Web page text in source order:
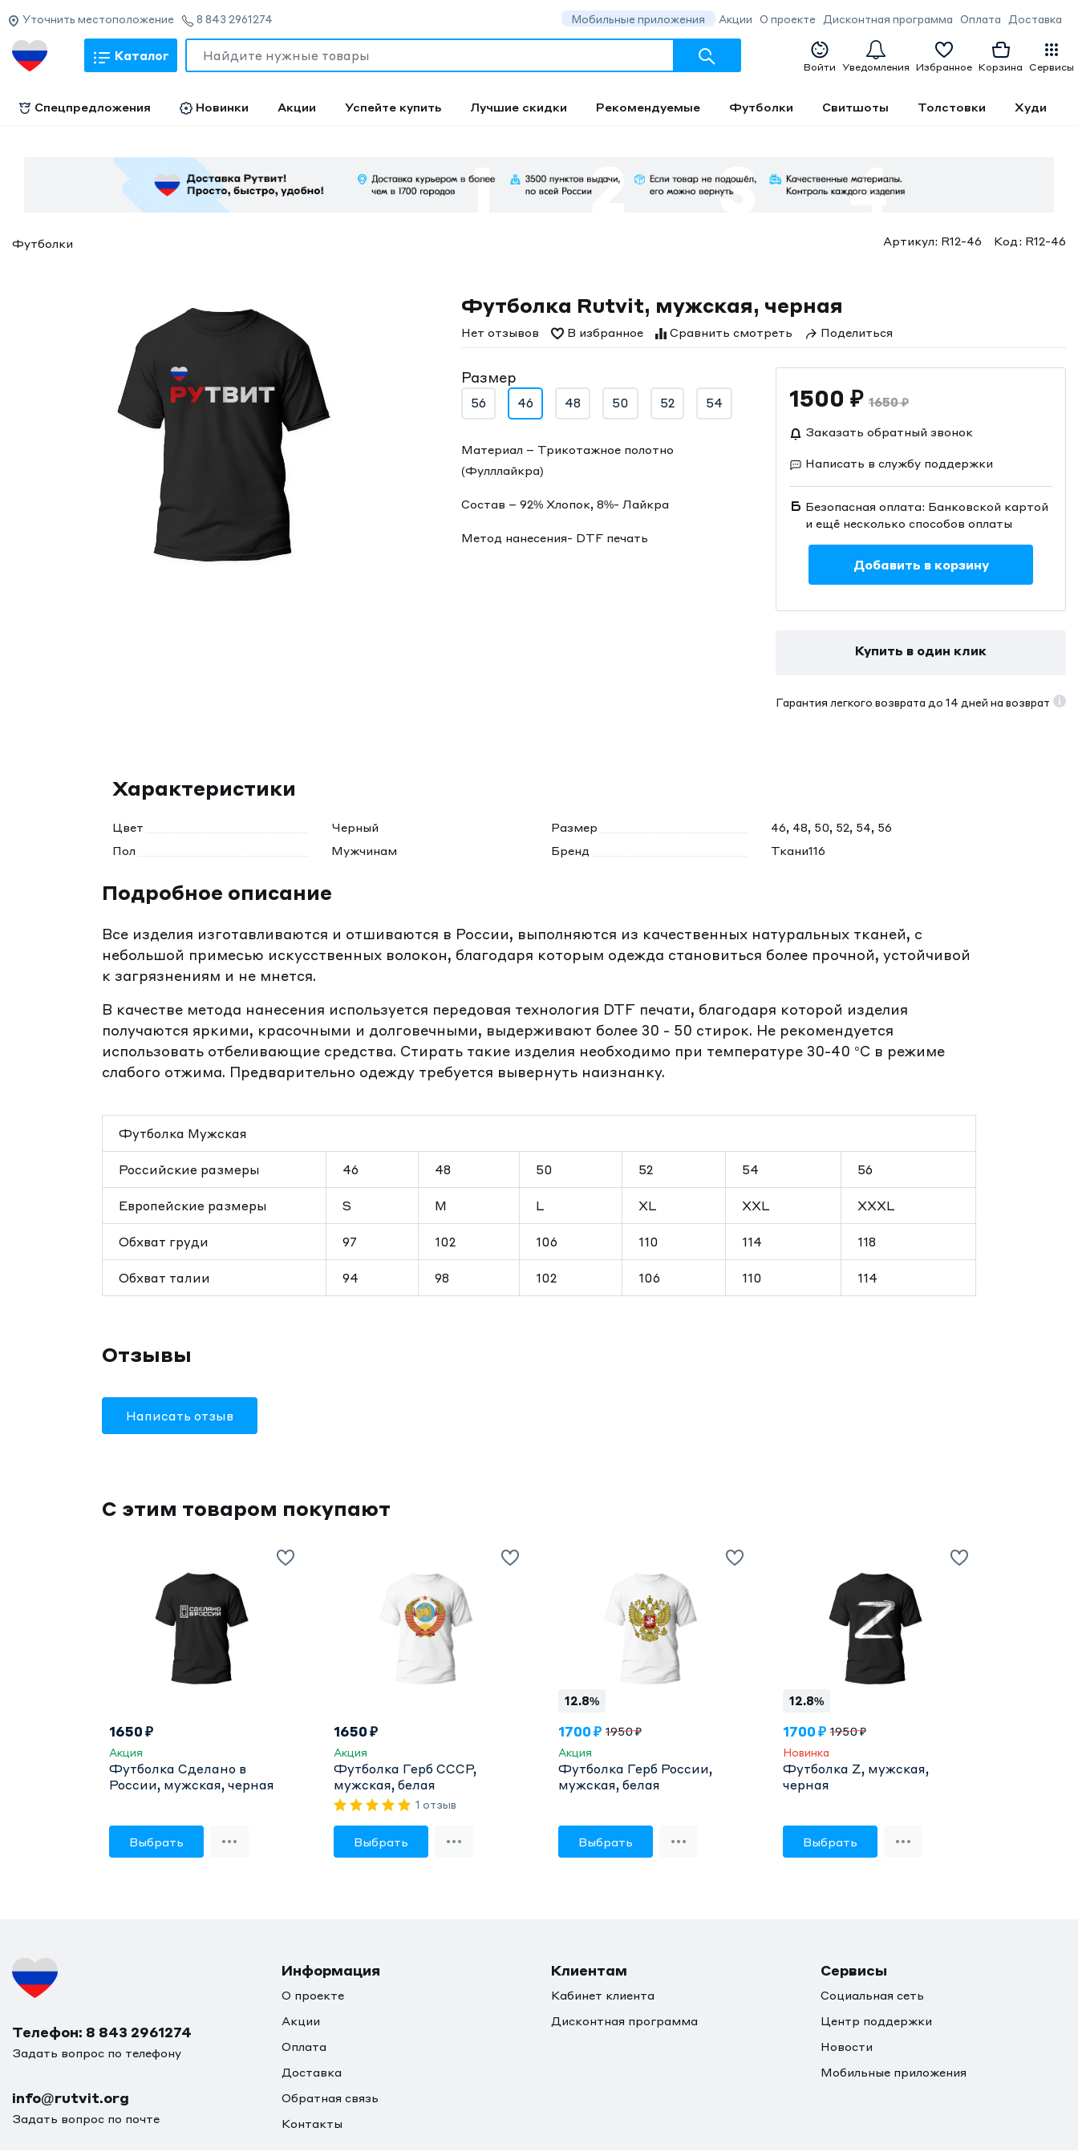
Уточнить местоположение 8 843 2961274 Мобильные приложения Акции О проекте Дисконтная программа Оплата Доставка
Каталог
Войти Уведомления Избранное Корзина Сервисы
Спецпредложения Новинки Акции Успейте купить Лучшие скидки Рекомендуемые Футболки Свитшоты Толстовки Худи
Футболки Артикул: R12-46 Код: R12-46
Футболка Rutvit, мужская, черная
Нет отзывов В избранное Сравнить смотреть Поделиться
Размер
56 46 48 50 52 54
Материал – Трикотажное полотно
(Фулллайкра)
Состав – 92% Хлопок, 8%- Лайкра
Метод нанесения- DTF печать
1500 ₽ 1650₽
Заказать обратный звонок
Написать в службу поддержки
Безопасная оплата: Банковской картой
и ещё несколько способов оплаты
Добавить в корзину
Купить в один клик
Гарантия легкого возврата до 14 дней на возврат
Характеристики
Цвет Черный Размер
46, 48, 50, 52, 54, 56
Пол
Мужчинам Бренд Ткани116
Подробное описание
Все изделия изготавливаются и отшиваются в России, выполняются из качественных натуральных тканей, с
небольшой примесью искусственных волокон, благодаря которым одежда становиться более прочной, устойчивой
к загрязнениям и не мнется.
В качестве метода нанесения используется передовая технология DTF печати, благодаря которой изделия
получаются яркими, красочными и долговечными, выдерживают более 30 - 50 стирок. Не рекомендуется
использовать отбеливающие средства. Стирать такие изделия необходимо при температуре 30-40 °C в режиме
слабого отжима. Предварительно одежду требуется вывернуть наизнанку.
Футболка Мужская
Российские размеры 46 48 50 52 54 56
Европейские размеры S M L XL XXL XXXL
Обхват груди 97 102 106 110 114 118
Обхват талии 94 98 102 106 110 114
Отзывы
Написать отзыв
С этим товаром покупают
1650 ₽
Акция
Футболка Сделано в
России, мужская, черная
Выбрать
1650 ₽
Акция
Футболка Герб СССР,
мужская, белая
1 отзыв
Выбрать
12.8%
1700 ₽ 1950 ₽
Акция
Футболка Герб России,
мужская, белая
Выбрать
12.8%
1700 ₽ 1950 ₽
Новинка
Футболка Z, мужская,
черная
Выбрать
Телефон: 8 843 2961274
Задать вопрос по телефону
info@rutvit.org
Задать вопрос по почте
Информация
О проекте
Акции
Оплата
Доставка
Обратная связь
Контакты
Клиентам
Кабинет клиента
Дисконтная программа
Сервисы
Социальная сеть
Центр поддержки
Новости
Мобильные приложения